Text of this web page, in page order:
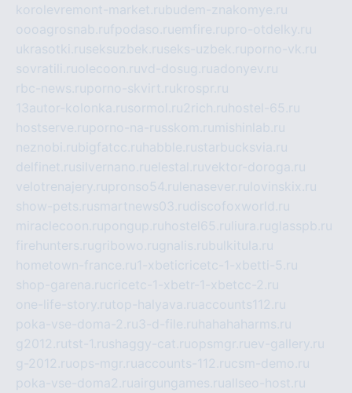
korolevremont-market.rubudem-znakomye.ru
oooagrosnab.rufpodaso.ruemfire.rupro-otdelky.ru
ukrasotki.ruseksuzbek.ruseks-uzbek.ruporno-vk.ru
sovratili.ruolecoon.ruvd-dosug.ruadonyev.ru
rbc-news.ruporno-skvirt.rukrospr.ru
13autor-kolonka.rusormol.ru2rich.ru hostel-65.ru
hostserve.ruporno-na-russkom.ru mishinlab.ru
neznobi.rubigfatcc.ru habble.rustarbucksvia.ru
delfinet.rusilvernano.ruelestal.ruvektor-doroga.ru
velotrenajery.rupronso54.ru lenasever.ru lovinskix.ru
show-pets.rusmartnews03.rudiscofoxworld.ru
miraclecoon.rupongup.ru hostel65.ru liura.ruglasspb.ru
firehunters.rugribowo.rugnalis.rubulkitula.ru
hometown-france.ru1-xbeticricetc-1-xbetti-5.ru
shop-garena.rucricetc-1-xbetr-1-xbetcc-2.ru
one-life-story.rutop-halyava.ruaccounts112.ru
poka-vse-doma-2.ru3-d-file.ru hahahaharms.ru
g2012.rutst-1.rushaggy-cat.ruopsmgr.ruev-gallery.ru
g-2012.ruops-mgr.ruaccounts-112.rucsm-demo.ru
poka-vse-doma2.ruairgungames.ruallseo-host.ru